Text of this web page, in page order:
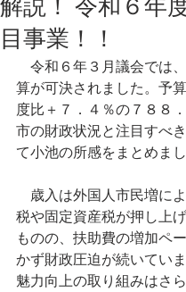
解説！ 令和６年
目事業！！
令和６年３月議会では
算が可決されました。予
度比＋７．４％の７８８
市の財政状況と注目すべ
て小池の所感をまとめまし
歳入は外国人市民増に
税や固定資産税が押し上
ものの、扶助費の増加ペ
かず財政圧迫が続いていま
魅力向上の取り組みはさ